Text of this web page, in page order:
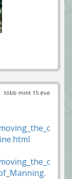
több mint 15 éve